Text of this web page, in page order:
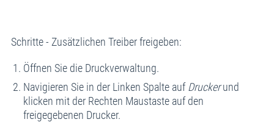
Schritte - Zusätzlichen Treiber freigeben:
Öffnen Sie die Druckverwaltung.
Navigieren Sie in der Linken Spalte auf Druckerund
klicken mit der Rechten Maustaste auf den
freigegebenen Drucker.